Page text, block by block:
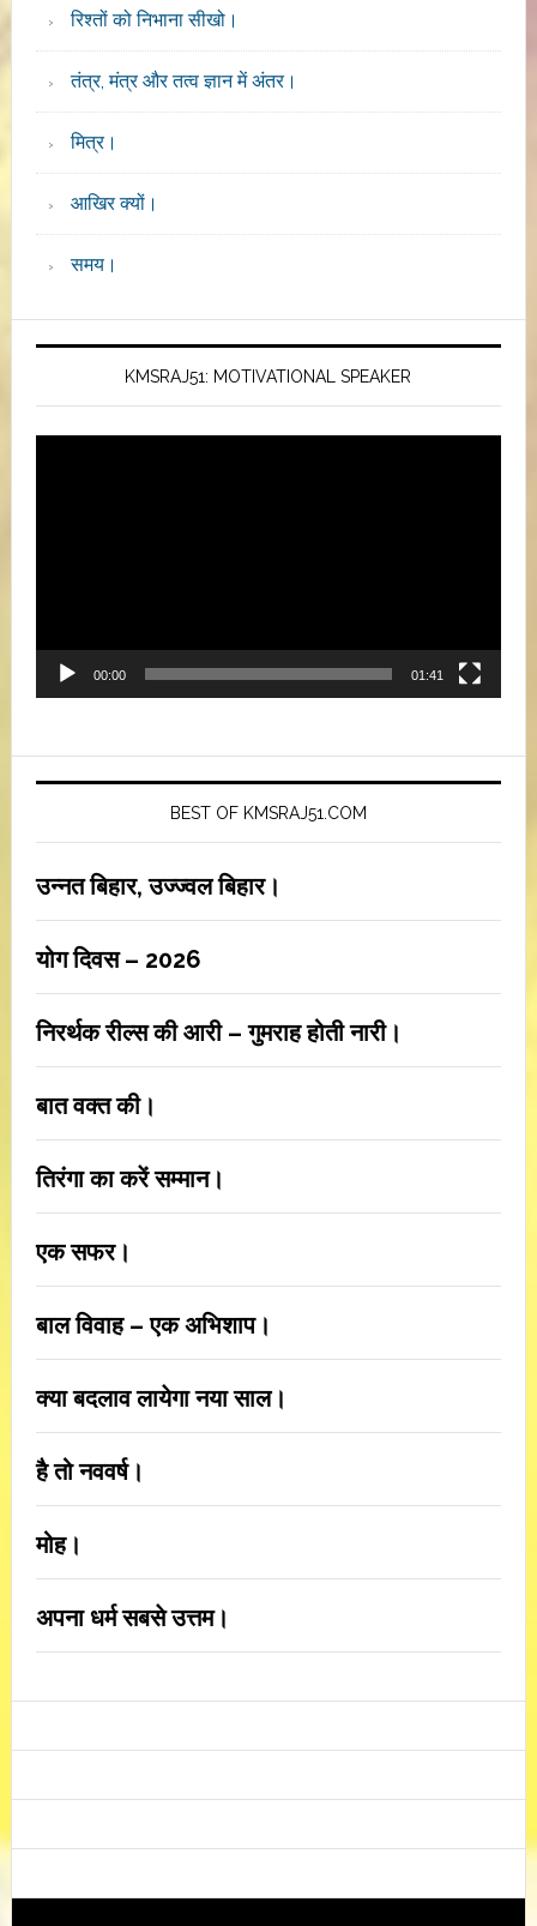
रिश्तों को निभाना सीखो।
तंत्र, मंत्र और तत्व ज्ञान में अंतर।
मित्र।
आखिर क्यों।
समय।
KMSRAJ51: MOTIVATIONAL SPEAKER
00:00 01:41
BEST OF KMSRAJ51.COM
उन्नत बिहार, उज्ज्वल बिहार।
योग दिवस – 2026
निरर्थक रील्स की आरी – गुमराह होती नारी।
बात वक्त की।
तिरंगा का करें सम्मान।
एक सफर।
बाल विवाह – एक अभिशाप।
क्या बदलाव लायेगा नया साल।
है तो नववर्ष।
मोह।
अपना धर्म सबसे उत्तम।